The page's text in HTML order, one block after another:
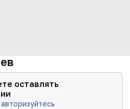
оставлять
авторизуйтесь